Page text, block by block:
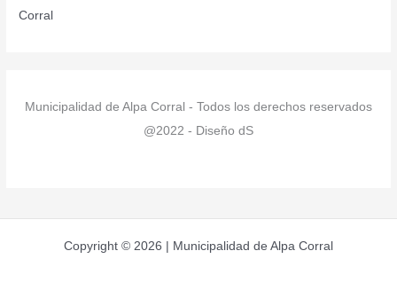
Corral
Municipalidad de Alpa Corral - Todos los derechos reservados
@2022 - Diseño dS
Copyright © 2026 | Municipalidad de Alpa Corral